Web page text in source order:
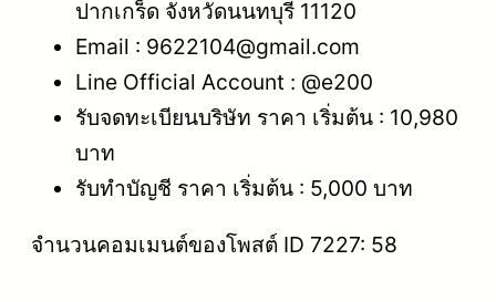
ปากเกร็ด จังหวัดนนทบุรี 11120
Email : 9622104@gmail.com
Line Official Account : @e200
รับจดทะเบียนบริษัท ราคา เริ่มต้น : 10,980
บาท
รับทำบัญชี ราคา เริ่มต้น : 5,000 บาท
จำนวนคอมเมนต์ของโพสต์ ID 7227: 58